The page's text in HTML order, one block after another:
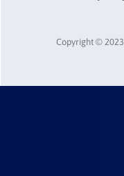
Copyright ©